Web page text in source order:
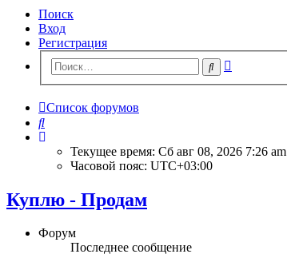
Поиск
Вход
Регистрация
Поиск
Список форумов
Поиск
Текущее время: Сб авг 08, 2026 7:26 am
Часовой пояс: UTC+03:00
Куплю - Продам
Форум
Последнее сообщение